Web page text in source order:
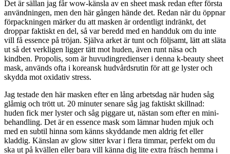
Det är sällan jag får wow-känsla av en sheet mask redan efter första
användningen, men den här gången hände det. Redan när du öppnar
förpackningen märker du att masken är ordentligt indränkt, det
droppar faktiskt en del, så var beredd med en handduk om du inte
vill få essence på tröjan. Själva arket är tunt och följsamt, lätt att släta
ut så det verkligen ligger tätt mot huden, även runt näsa och
kindben. Propolis, som är huvudingredienser i denna k-beauty sheet
mask, används ofta i koreansk hudvårdsrutin för att ge lyster och
skydda mot oxidativ stress.
Jag testade den här masken efter en lång arbetsdag när huden såg
glåmig och trött ut. 20 minuter senare såg jag faktiskt skillnad:
huden fick mer lyster och såg piggare ut, nästan som efter en mini-
behandling. Det är en essence mask som lämnar huden mjuk och
med en subtil hinna som känns skyddande men aldrig fet eller
kladdig. Känslan av glow sitter kvar i flera timmar, perfekt om du
ska ut på kvällen eller bara vill känna dig lite extra fräsch hemma i